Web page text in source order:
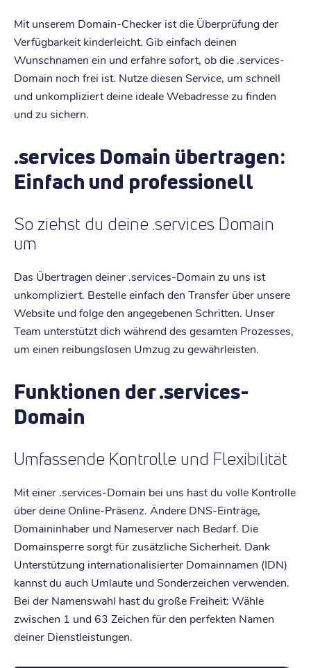
Mit unserem Domain-Checker ist die Überprüfung der
Verfügbarkeit kinderleicht. Gib einfach deinen
Wunschnamen ein und erfahre sofort, ob die .services-
Domain noch frei ist. Nutze diesen Service, um schnell
und unkompliziert deine ideale Webadresse zu finden
und zu sichern.
.services Domain übertragen:
Einfach und professionell
So ziehst du deine .services Domain
um
Das Übertragen deiner .services-Domain zu uns ist
unkompliziert. Bestelle einfach den Transfer über unsere
Website und folge den angegebenen Schritten. Unser
Team unterstützt dich während des gesamten Prozesses,
um einen reibungslosen Umzug zu gewährleisten.
Funktionen der .services-
Domain
Umfassende Kontrolle und Flexibilität
Mit einer .services-Domain bei uns hast du volle Kontrolle
über deine Online-Präsenz. Ändere DNS-Einträge,
Domaininhaber und Nameserver nach Bedarf. Die
Domainsperre sorgt für zusätzliche Sicherheit. Dank
Unterstützung internationalisierter Domainnamen (IDN)
kannst du auch Umlaute und Sonderzeichen verwenden.
Bei der Namenswahl hast du große Freiheit: Wähle
zwischen 1 und 63 Zeichen für den perfekten Namen
deiner Dienstleistungen.